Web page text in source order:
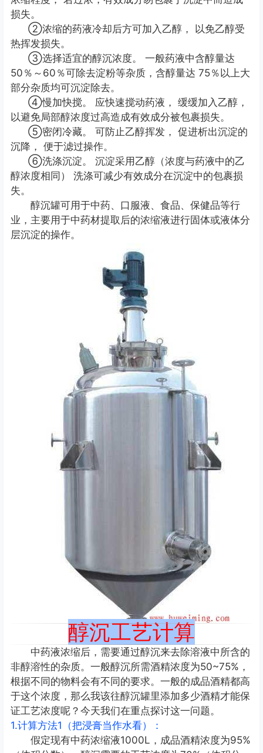
损失。
②浓缩的药液冷却后方可加入乙醇， 以免乙醇受
热挥发损失。
③选择适宜的醇沉浓度。 一般药液中含醇量达
50％～60％可除去淀粉等杂质，含醇量达 75％以上大
部分杂质均可沉淀除去。
④慢加快搅。 应快速搅动药液， 缓缓加入乙醇，
以避免局部醇浓度过高造成有效成分被包裹损失。
⑤密闭冷藏。 可防止乙醇挥发， 促进析出沉淀的
沉降， 便于滤过操作。
⑥洗涤沉淀。 沉淀采用乙醇（浓度与药液中的乙
醇浓度相同） 洗涤可减少有效成分在沉淀中的包裹损
失。
醇沉罐可用于中药、口服液、食品、保健品等行
业，主要用于中药材提取后的浓缩液进行固体或液体分
层沉淀的操作。
醇沉工艺计算
中药液浓缩后，需要通过醇沉来去除溶液中所含的
非醇溶性的杂质。一般醇沉所需酒精浓度为50~75%，
根据不同的物料会有不同的要求。一般的成品酒精都高
于这个浓度，那么我该往醇沉罐里添加多少酒精才能保
证工艺浓度呢？今天我们在重点探讨这一问题。
1.计算方法1（把浸膏当作水看）：
假定现有中药浓缩液1000L，成品酒精浓度为95%